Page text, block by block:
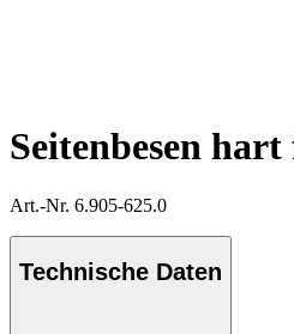
Seitenbesen
Art.-Nr. 6.905-625.0
Technische Daten